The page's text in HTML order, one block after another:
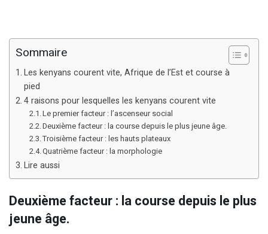
Sommaire
Les kenyans courent vite, Afrique de l’Est et course à
pied
4 raisons pour lesquelles les kenyans courent vite
Le premier facteur : l’ascenseur social
Deuxième facteur : la course depuis le plus jeune âge.
Troisième facteur : les hauts plateaux
Quatrième facteur : la morphologie
Lire aussi
Deuxième facteur : la course depuis le plus
jeune âge.